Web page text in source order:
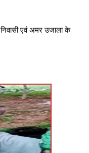
एवं अमर उजाला के